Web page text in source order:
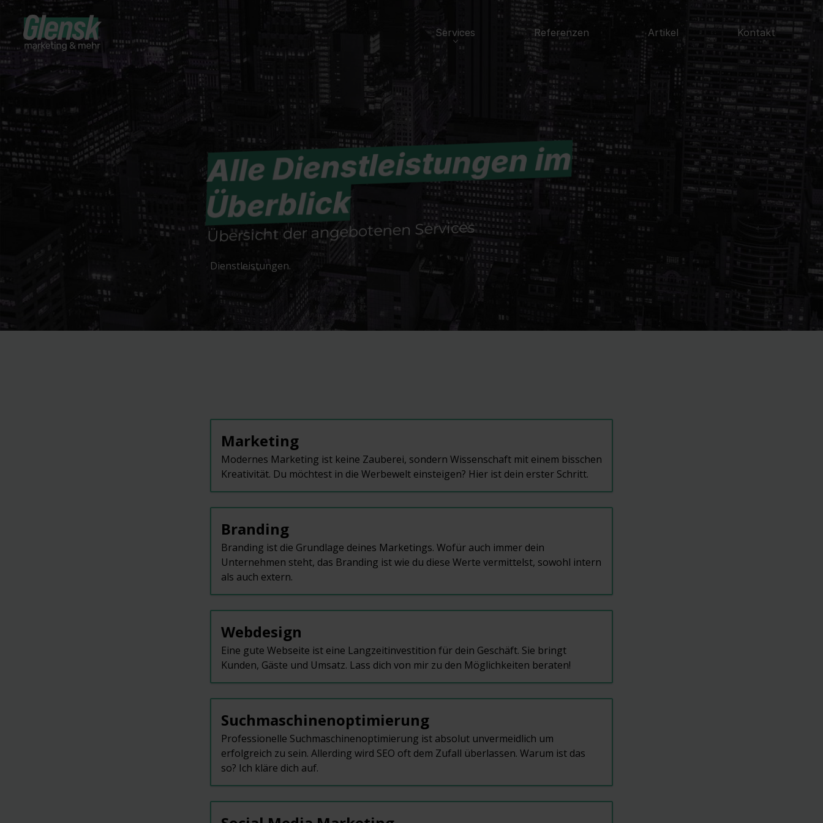
Services Referenzen Artikel Kontakt
Alle Dienstleistungen im
Überblick
Übersicht der angebotenen Services
Dienstleistungen.
Marketing
Modernes Marketing ist keine Zauberei, sondern Wissenschaft mit einem bisschen
Kreativität. Du möchtest in die Werbewelt einsteigen? Hier ist dein erster Schritt.
Branding
Branding ist die Grundlage deines Marketings. Wofür auch immer dein
Unternehmen steht, das Branding ist wie du diese Werte vermittelst, sowohl intern
als auch extern.
Webdesign
Eine gute Webseite ist eine Langzeitinvestition für dein Geschäft. Sie bringt
Kunden, Gäste und Umsatz. Lass dich von mir zu den Möglichkeiten beraten!
Suchmaschinenoptimierung
Professionelle Suchmaschinenoptimierung ist absolut unvermeidlich um
erfolgreich zu sein. Allerding wird SEO oft dem Zufall überlassen. Warum ist das
so? Ich kläre dich auf.